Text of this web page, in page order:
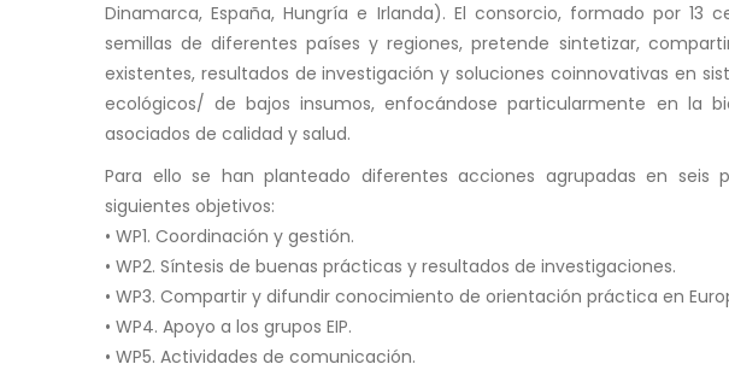
Dinamarca, España, Hungría e Irlanda). El consorcio, formado por 13
semillas de diferentes países y regiones, pretende sintetizar,
existentes, resultados de investigación y soluciones coinnovativas en
ecológicos/ de bajos insumos, enfocándose particularmente en la
asociados de calidad y salud.
Para ello se han planteado diferentes acciones agrupadas en seis
siguientes objetivos:
• WP1. Coordinación y gestión.
• WP2. Síntesis de buenas prácticas y resultados de investigaciones.
• WP3. Compartir y difundir conocimiento de orientación práctica en
• WP4. Apoyo a los grupos EIP.
• WP5. Actividades de comunicación.